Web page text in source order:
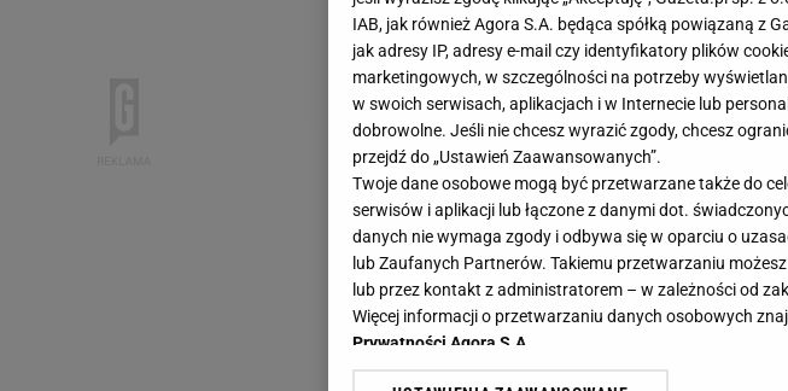
IAB, jak również Agora S.A. będąca spółką powiązaną z
jak adresy IP, adresy e-mail czy identyfikatory plików
marketingowych, w szczególności na potrzeby
w swoich serwisach, aplikacjach i w Internecie lub
dobrowolne. Jeśli nie chcesz wyrazić zgody, chcesz
przejdź do „Ustawień Zaawansowanych”.
Twoje dane osobowe mogą być przetwarzane także do
serwisów i aplikacji lub łączone z danymi dot.
danych nie wymaga zgody i odbywa się w oparciu o
lub Zaufanych Partnerów. Takiemu przetwarzaniu
lub przez kontakt z administratorem – w zależności od
Więcej informacji o przetwarzaniu danych osobowych
Prywatności Agora S.A.